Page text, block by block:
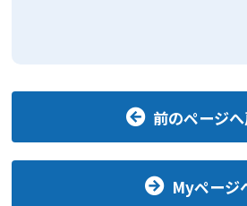
前のページ
Myページ